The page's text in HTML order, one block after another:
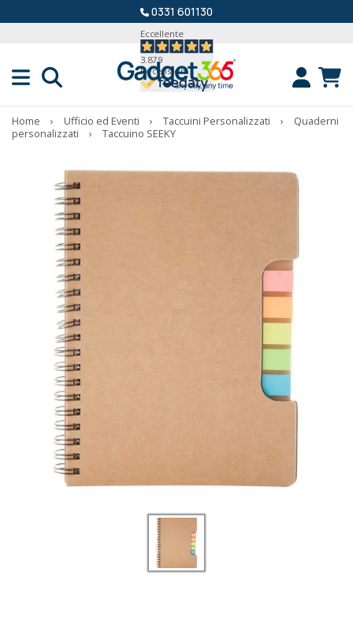
0331 601130
Eccellente
3.879
Recensioni
Home › Ufficio ed Eventi › Taccuini Personalizzati ›
Quaderni
personalizzati
› Taccuino SEEKY